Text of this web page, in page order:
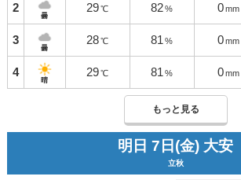
2
曇
29 ℃ 82 % 0 mm
3
曇
28 ℃ 81 % 0 mm
4
晴
29 ℃ 81 % 0 mm
もっと見る
明日 7日(金) 大安
立秋